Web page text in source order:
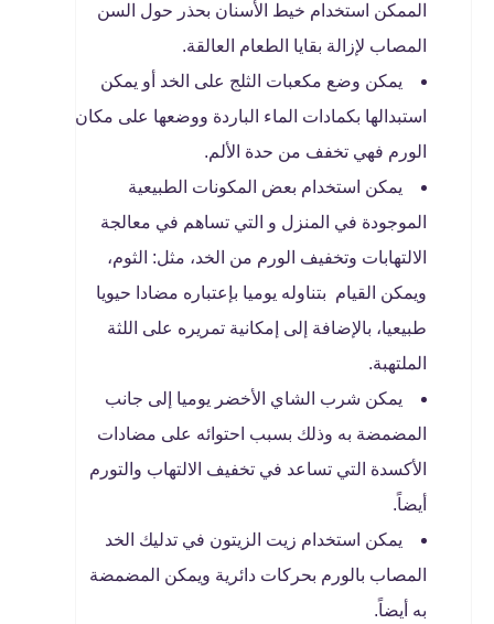
الممكن استخدام خيط الأسنان بحذر حول السن
المصاب لإزالة بقايا الطعام العالقة.
يمكن وضع مكعبات الثلج على الخد أو يمكن
استبدالها بكمادات الماء الباردة ووضعها على مكان
الورم فهي تخفف من حدة الألم.
يمكن استخدام بعض المكونات الطبيعية
الموجودة في المنزل و التي تساهم في معالجة
الالتهابات وتخفيف الورم من الخد، مثل: الثوم،
ويمكن القيام بتناوله يوميا بإعتباره مضادا حيويا
طبيعيا، بالإضافة إلى إمكانية تمريره على اللثة
الملتهبة.
يمكن شرب الشاي الأخضر يوميا إلى جانب
المضمضة به وذلك بسبب احتوائه على مضادات
الأكسدة التي تساعد في تخفيف الالتهاب والتورم
أيضاً.
يمكن استخدام زيت الزيتون في تدليك الخد
المصاب بالورم بحركات دائرية ويمكن المضمضة
به أيضاً.